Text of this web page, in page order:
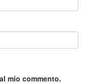
mio commento.